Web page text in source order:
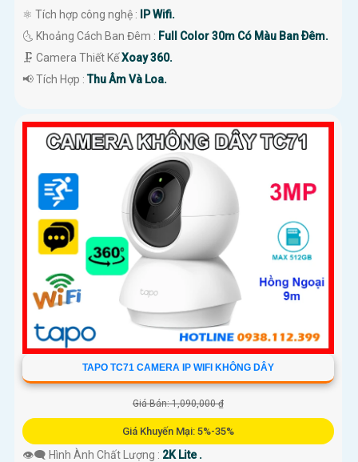
⚛️ Tích hợp công nghệ : IP Wifi.
🌜 Khoảng Cách Ban Đêm : Full Color 30m Có Màu Ban Ðêm.
🗜️ Camera Thiết KếXoay 360.
️📢 Tích Hợp :Thu Âm Và Loa.
TAPO TC71 CAMERA IP WIFI KHÔNG DÂY
Giá Bán: 1,090,000 ₫
Giá Khuyến Mại: 5%-35%
👁️‍🗨 Hình Ành Chất Lượng : 2K Lite .